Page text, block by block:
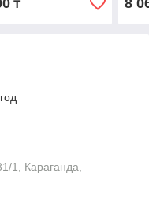
₸ 8
1, Караганда,